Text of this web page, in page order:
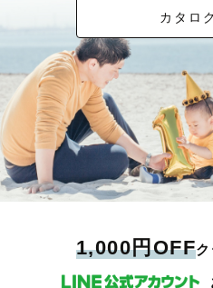
カタロ
1,000円OFF